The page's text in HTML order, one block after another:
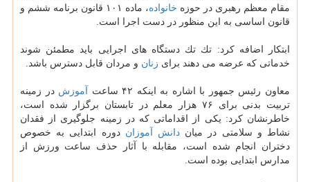
مقام معظم رهبری در حوزه خانواده
، ماده ۱۰۱ قانون برنامه ششم و
قانون اساسی به این منظور در دست اجرا است.
ابتكار اضافه كرد: تك تك دستگاه های اجرایی باید مطمئن شوند
خدماتی كه عرضه می دهند برای زنان و مردان قابل دسترس باشد.
معاون رئیس جمهور با اشاره به اینكه ۴۲ ساعت آموزش در زمینه
تربیت بدنی برای ۷۶ هزار معلم در تابستان برگزار شده است،
خاطرنشان كرد: یكی از اقداماتی كه در زمینه جلوگیری از فقدان
نشاط و سلامتی در میان دانش آموزان دوره ابتدایی به خصوص
دختران انجام شده است، مقابله با آثار حذف ساعت ورزش از
مدارس ابتدایی بوده است.